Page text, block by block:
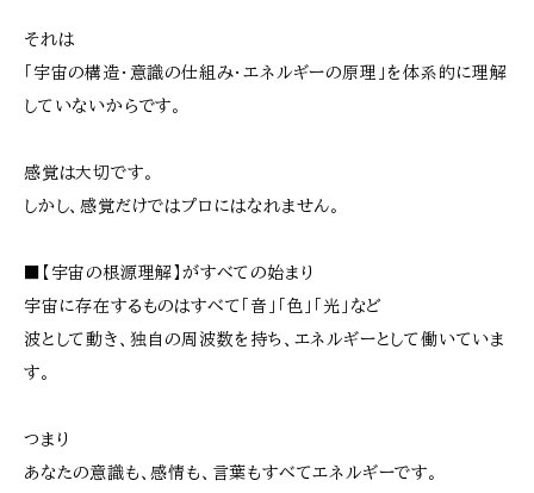
それは
「宇宙の構造・意識の仕組み・エネルギーの原理」を体系的に理解
していないからです。
感覚は大切です。
しかし、感覚だけではプロにはなれません。
■【宇宙の根源理解】がすべての始まり
宇宙に存在するものはすべて「音」「色」「光」など
波として動き、独自の周波数を持ち、エネルギーとして働いていま
す。
つまり
あなたの意識も、感情も、言葉もすべてエネルギーです。